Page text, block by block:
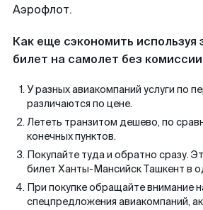
Аэрофлот.
Как еще сэкономить используя
билет на самолет без
У разных авиакомпаний услуги по
различаются по цене.
Лететь транзитом дешево, по
конечных пунктов.
Покупайте туда и обратно сразу.
билет Ханты-Мансийск Ташкент в
При покупке обращайте внимание
спецпредложения авиакомпаний,